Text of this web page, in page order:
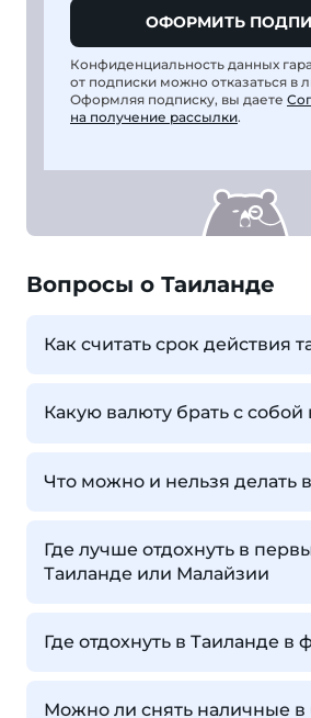
ОФОРМИТЬ
Конфиденциальность данных
от подписки можно отказаться в
Оформляя подписку, вы даете
на получение рассылки.
Вопросы о Таиланде
Как считать срок действия
Какую валюту брать с собой
Что можно и нельзя делать
Где лучше отдохнуть в
Таиланде или Малайзии
Где отдохнуть в Таиланде в
Можно ли снять наличные в